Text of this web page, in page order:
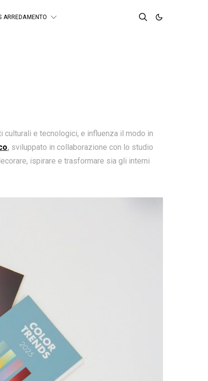
ARREDAMENTO
e tecnologici, e influenza il modo in
, sviluppato in collaborazione con lo studio
ispirare e trasformare sia gli interni